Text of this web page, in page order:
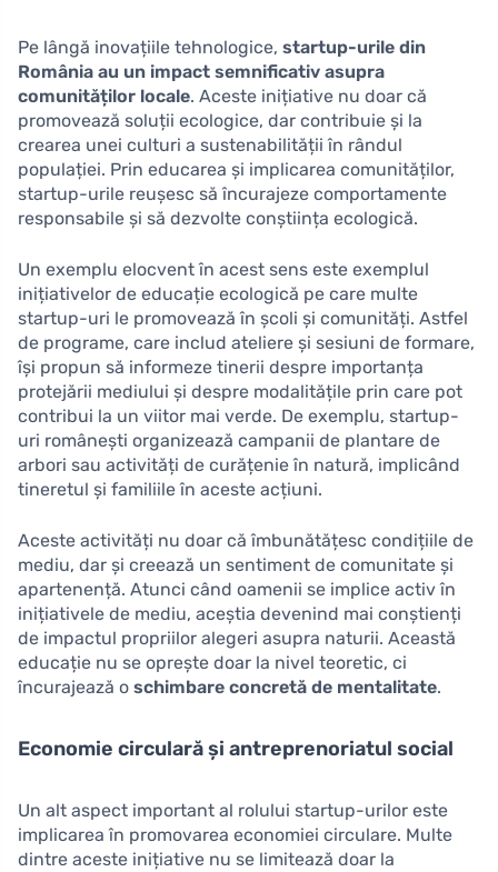
Pe lângă inovațiile tehnologice, startup-urile din
România au un impact semnificativ asupra
comunităților locale. Aceste inițiative nu doar că
promovează soluții ecologice, dar contribuie și la
crearea unei culturi a sustenabilității în rândul
populației. Prin educarea și implicarea comunităților,
startup-urile reușesc să încurajeze comportamente
responsabile și să dezvolte conștiința ecologică.
Un exemplu elocvent în acest sens este exemplul
inițiativelor de educație ecologică pe care multe
startup-uri le promovează în școli și comunități. Astfel
de programe, care includ ateliere și sesiuni de formare,
își propun să informeze tinerii despre importanța
protejării mediului și despre modalitățile prin care pot
contribui la un viitor mai verde. De exemplu, startup-
uri românești organizează campanii de plantare de
arbori sau activități de curățenie în natură, implicând
tineretul și familiile în aceste acțiuni.
Aceste activități nu doar că îmbunătățesc condițiile de
mediu, dar și creează un sentiment de comunitate și
apartenență. Atunci când oamenii se implice activ în
inițiativele de mediu, aceștia devenind mai conștienți
de impactul propriilor alegeri asupra naturii. Această
educație nu se oprește doar la nivel teoretic, ci
încurajează o schimbare concretă de mentalitate.
Economie circulară și antreprenoriatul social
Un alt aspect important al rolului startup-urilor este
implicarea în promovarea economiei circulare. Multe
dintre aceste inițiative nu se limitează doar la